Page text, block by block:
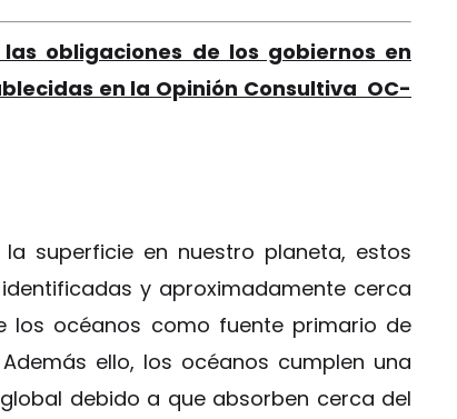
obligaciones de los gobiernos en
en la Opinión Consultiva OC-
superficie en nuestro planeta, estos
y aproximadamente cerca
los océanos como fuente primario de
ello, los océanos cumplen una
debido a que absorben cerca del